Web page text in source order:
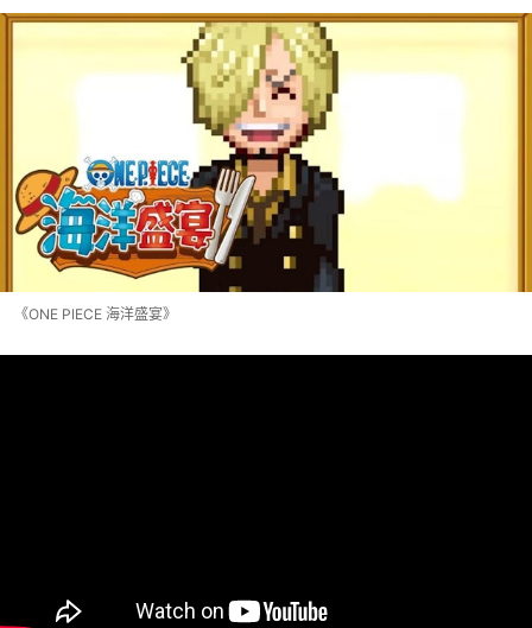
《ONE PIECE 海洋盛宴》